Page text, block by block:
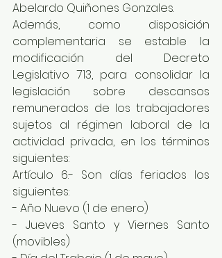
Abelardo Quiñones Gonzales.
Además, como disposición
complementaria se estable la
modificación del Decreto
Legislativo 713, para consolidar la
legislación sobre descansos
remunerados de los trabajadores
sujetos al régimen laboral de la
actividad privada, en los términos
siguientes:
Artículo 6.- Son días feriados los
siguientes:
- Año Nuevo (1 de enero)
- Jueves Santo y Viernes Santo
(movibles)